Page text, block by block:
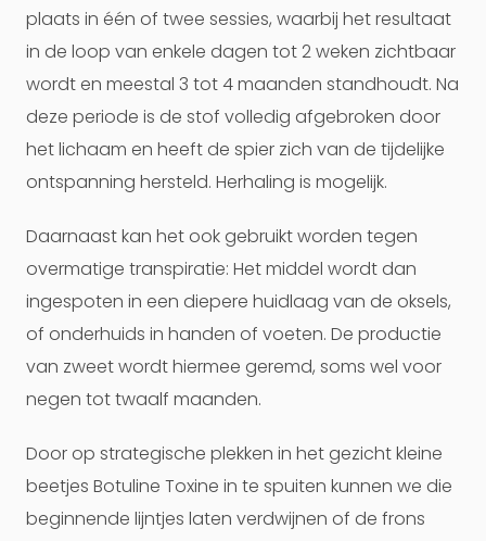
plaats in één of twee sessies, waarbij het resultaat
in de loop van enkele dagen tot 2 weken zichtbaar
wordt en meestal 3 tot 4 maanden standhoudt. Na
deze periode is de stof volledig afgebroken door
het lichaam en heeft de spier zich van de tijdelijke
ontspanning hersteld. Herhaling is mogelijk.
Daarnaast kan het ook gebruikt worden tegen
overmatige transpiratie: Het middel wordt dan
ingespoten in een diepere huidlaag van de oksels,
of onderhuids in handen of voeten. De productie
van zweet wordt hiermee geremd, soms wel voor
negen tot twaalf maanden.
Door op strategische plekken in het gezicht kleine
beetjes Botuline Toxine in te spuiten kunnen we die
beginnende lijntjes laten verdwijnen of de frons